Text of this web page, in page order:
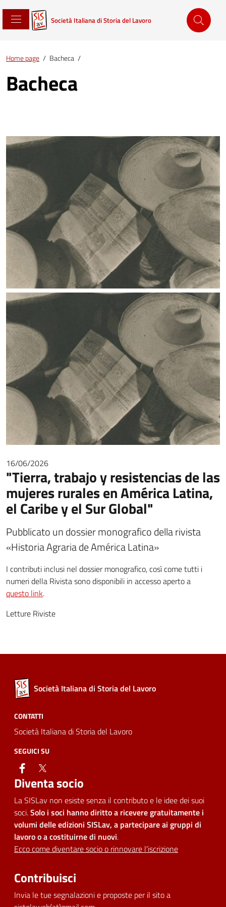
Società Italiana di Storia del Lavoro
Home page / Bacheca /
Bacheca
16/06/2026
"Tierra, trabajo y resistencias de las
mujeres rurales en América Latina,
el Caribe y el Sur Global"
Pubblicato un dossier monografico della rivista
«Historia Agraria de América Latina»
I contributi inclusi nel dossier monografico, così come tutti i
numeri della Rivista sono disponibili in accesso aperto a
questo link.
Letture Riviste
Società Italiana di Storia del Lavoro
CONTATTI
Società Italiana di Storia del Lavoro
SEGUICI SU
facebook
Diventa socio
La SISLav non esiste senza il contributo e le idee dei suoi
soci.Solo i soci hanno diritto a ricevere gratuitamente i
volumi delle edizioni SISLav, a partecipare ai gruppi di
lavoro o a costituirne di nuovi.
Ecco come diventare socio o rinnovare l'iscrizione
Contribuisci
Invia le tue segnalazioni e proposte per il sito a